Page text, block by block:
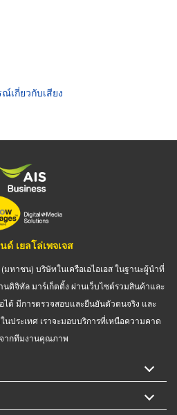
เกี่ยวกับเสียง
ด์ เยลโล่เพจเจส
หาชน) บริษัทในเครือเอไอเอส ในฐานะผู้นำที่
จิทัล มาร์เก็ตติ้ง ผ่านเว็บไซต์รวมสินค้าและ
ได้ มีการตรวจสอบและยืนยันตัวตนจริง และ
ประเทศ เราจะมอบบริการที่เหนือความคาด
ากทีมงานคุณภาพ